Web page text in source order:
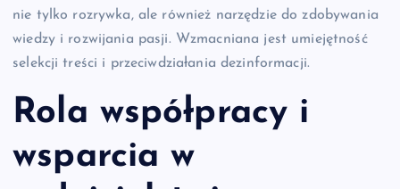
nie tylko rozrywka, ale również narzędzie do zdobywania
wiedzy i rozwijania pasji. Wzmacniana jest umiejętność
selekcji treści i przeciwdziałania dezinformacji.
Rola współpracy i
wsparcia w